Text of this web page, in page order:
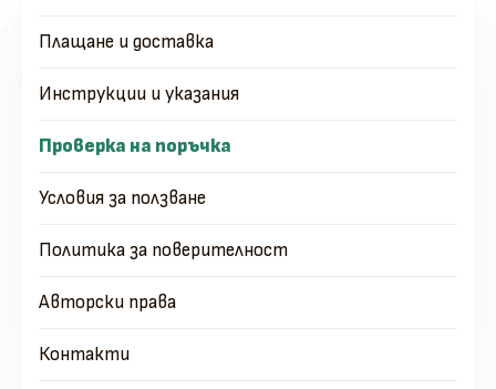
Плащане и доставка
Инструкции и указания
Проверка на поръчка
Условия за ползване
Политика за поверителност
Авторски права
Контакти